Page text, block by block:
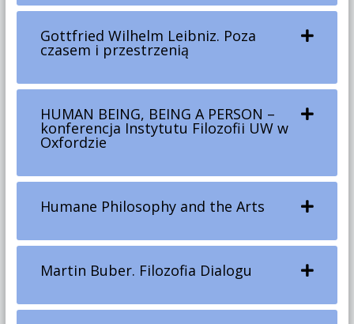
Gottfried Wilhelm Leibniz. Poza
czasem i przestrzenią
HUMAN BEING, BEING A PERSON –
konferencja Instytutu Filozofii UW w
Oxfordzie
Humane Philosophy and the Arts
Martin Buber. Filozofia Dialogu